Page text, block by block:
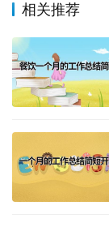
相关推荐